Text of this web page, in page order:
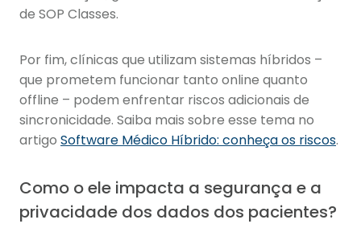
de SOP Classes.
Por fim, clínicas que utilizam sistemas híbridos –
que prometem funcionar tanto online quanto
offline – podem enfrentar riscos adicionais de
sincronicidade. Saiba mais sobre esse tema no
artigo Software Médico Híbrido: conheça os riscos.
Como o ele impacta a segurança e a
privacidade dos dados dos pacientes?